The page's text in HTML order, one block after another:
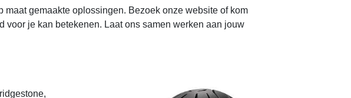
gemaakte oplossingen. Bezoek onze website of kom
voor je kan betekenen. Laat ons samen werken aan jouw